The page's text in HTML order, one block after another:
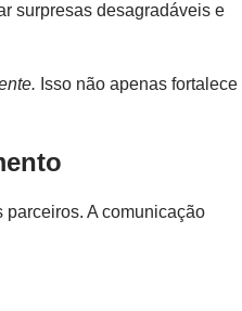
surpresas desagradáveis e
Isso não apenas fortalece
A comunicação